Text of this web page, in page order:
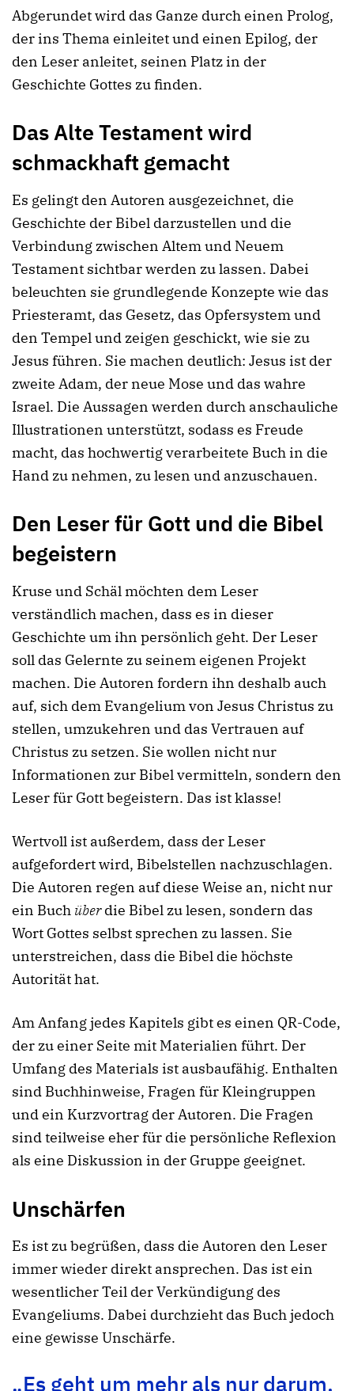
Abgerundet wird das Ganze durch einen Prolog,
der ins Thema einleitet und einen Epilog, der
den Leser anleitet, seinen Platz in der
Geschichte Gottes zu finden.
Das Alte Testament wird
schmackhaft gemacht
Es gelingt den Autoren ausgezeichnet, die
Geschichte der Bibel darzustellen und die
Verbindung zwischen Altem und Neuem
Testament sichtbar werden zu lassen. Dabei
beleuchten sie grundlegende Konzepte wie das
Priesteramt, das Gesetz, das Opfersystem und
den Tempel und zeigen geschickt, wie sie zu
Jesus führen. Sie machen deutlich: Jesus ist der
zweite Adam, der neue Mose und das wahre
Israel. Die Aussagen werden durch anschauliche
Illustrationen unterstützt, sodass es Freude
macht, das hochwertig verarbeitete Buch in die
Hand zu nehmen, zu lesen und anzuschauen.
Den Leser für Gott und die Bibel
begeistern
Kruse und Schäl möchten dem Leser
verständlich machen, dass es in dieser
Geschichte um ihn persönlich geht. Der Leser
soll das Gelernte zu seinem eigenen Projekt
machen. Die Autoren fordern ihn deshalb auch
auf, sich dem Evangelium von Jesus Christus zu
stellen, umzukehren und das Vertrauen auf
Christus zu setzen. Sie wollen nicht nur
Informationen zur Bibel vermitteln, sondern den
Leser für Gott begeistern. Das ist klasse!
Wertvoll ist außerdem, dass der Leser
aufgefordert wird, Bibelstellen nachzuschlagen.
Die Autoren regen auf diese Weise an, nicht nur
ein Buch überdie Bibel zu lesen, sondern das
Wort Gottes selbst sprechen zu lassen. Sie
unterstreichen, dass die Bibel die höchste
Autorität hat.
Am Anfang jedes Kapitels gibt es einen QR-Code,
der zu einer Seite mit Materialien führt. Der
Umfang des Materials ist ausbaufähig. Enthalten
sind Buchhinweise, Fragen für Kleingruppen
und ein Kurzvortrag der Autoren. Die Fragen
sind teilweise eher für die persönliche Reflexion
als eine Diskussion in der Gruppe geeignet.
Unschärfen
Es ist zu begrüßen, dass die Autoren den Leser
immer wieder direkt ansprechen. Das ist ein
wesentlicher Teil der Verkündigung des
Evangeliums. Dabei durchzieht das Buch jedoch
eine gewisse Unschärfe.
„Es geht um mehr als nur darum,